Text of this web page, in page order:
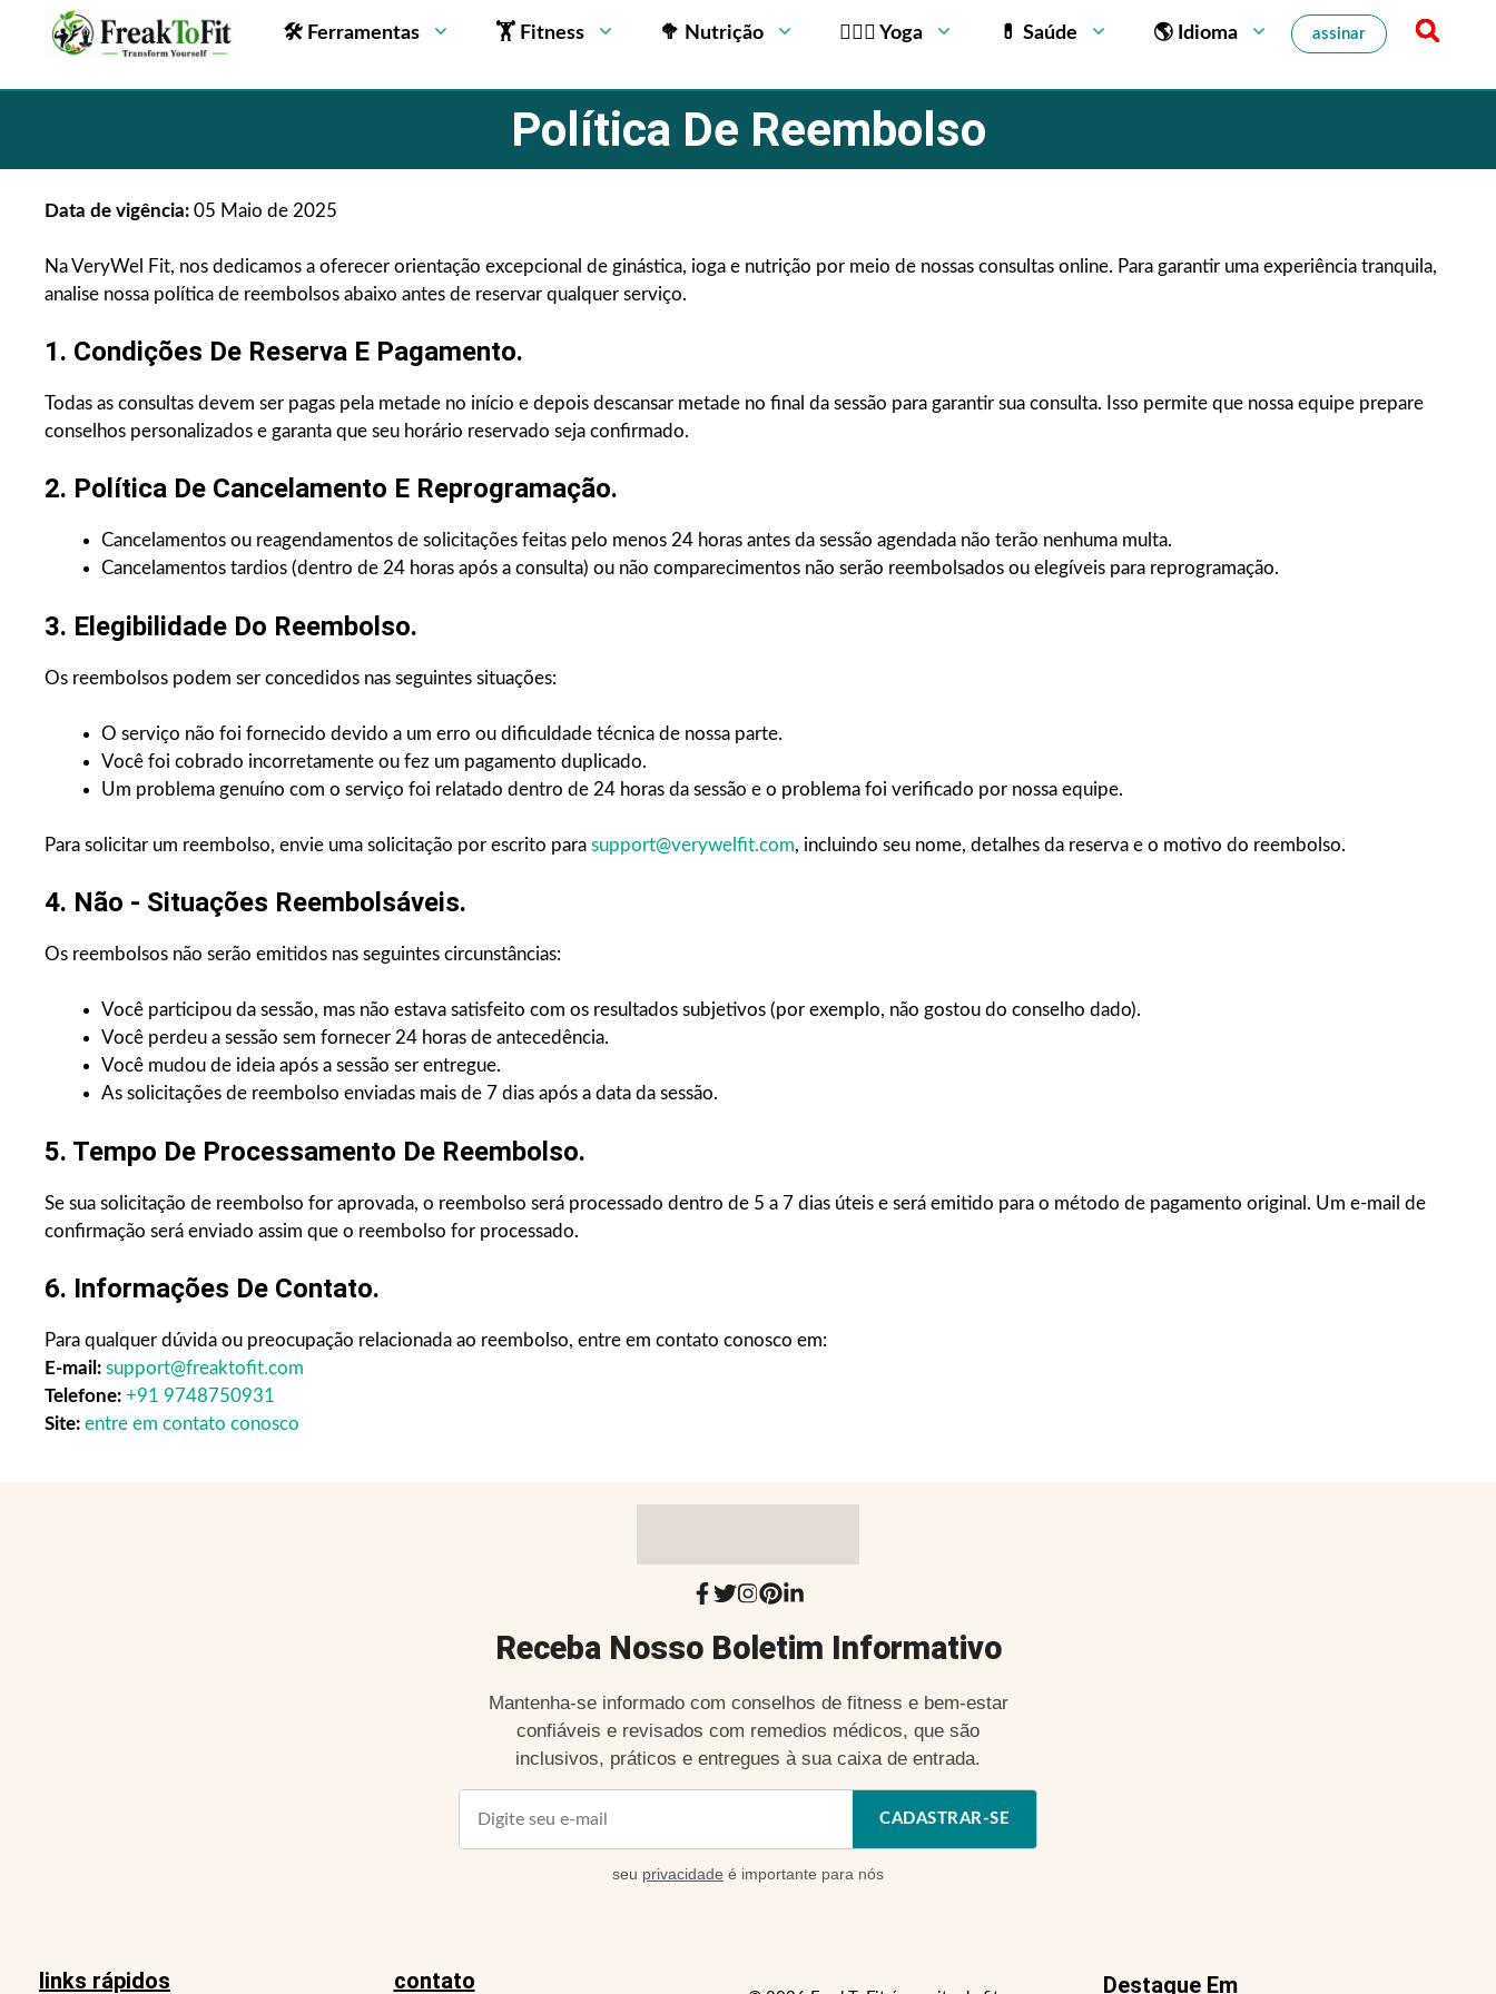
🛠 Ferramentas 🏋 Fitness 🥦 Nutrição 🧘🏻‍♂️ Yoga 💊 Saúde 🌎 Idioma assinar
Política De Reembolso
Data de vigência: 05 Maio de 2025
Na VeryWel Fit, nos dedicamos a oferecer orientação excepcional de ginástica, ioga e nutrição por meio de nossas consultas online. Para garantir uma experiência tranquila,
analise nossa política de reembolsos abaixo antes de reservar qualquer serviço.
1. Condições De Reserva E Pagamento.
Todas as consultas devem ser pagas pela metade no início e depois descansar metade no final da sessão para garantir sua consulta. Isso permite que nossa equipe prepare
conselhos personalizados e garanta que seu horário reservado seja confirmado.
2. Política De Cancelamento E Reprogramação.
Cancelamentos ou reagendamentos de solicitações feitas pelo menos 24 horas antes da sessão agendada não terão nenhuma multa.
Cancelamentos tardios (dentro de 24 horas após a consulta) ou não comparecimentos não serão reembolsados ou elegíveis para reprogramação.
3. Elegibilidade Do Reembolso.
Os reembolsos podem ser concedidos nas seguintes situações:
O serviço não foi fornecido devido a um erro ou dificuldade técnica de nossa parte.
Você foi cobrado incorretamente ou fez um pagamento duplicado.
Um problema genuíno com o serviço foi relatado dentro de 24 horas da sessão e o problema foi verificado por nossa equipe.
Para solicitar um reembolso, envie uma solicitação por escrito para support@verywelfit.com, incluindo seu nome, detalhes da reserva e o motivo do reembolso.
4. Não - Situações Reembolsáveis.
Os reembolsos não serão emitidos nas seguintes circunstâncias:
Você participou da sessão, mas não estava satisfeito com os resultados subjetivos (por exemplo, não gostou do conselho dado).
Você perdeu a sessão sem fornecer 24 horas de antecedência.
Você mudou de ideia após a sessão ser entregue.
As solicitações de reembolso enviadas mais de 7 dias após a data da sessão.
5. Tempo De Processamento De Reembolso.
Se sua solicitação de reembolso for aprovada, o reembolso será processado dentro de 5 a 7 dias úteis e será emitido para o método de pagamento original. Um e-mail de
confirmação será enviado assim que o reembolso for processado.
6. Informações De Contato.
Para qualquer dúvida ou preocupação relacionada ao reembolso, entre em contato conosco em:
E-mail: support@freaktofit.com
Telefone: +91 9748750931
Site: entre em contato conosco
Receba Nosso Boletim Informativo
Mantenha-se informado com conselhos de fitness e bem-estar
confiáveis e revisados com remedios médicos, que são
inclusivos, práticos e entregues à sua caixa de entrada.
CADASTRAR-SE
seu privacidade é importante para nós
links rápidos contato Destaque Em